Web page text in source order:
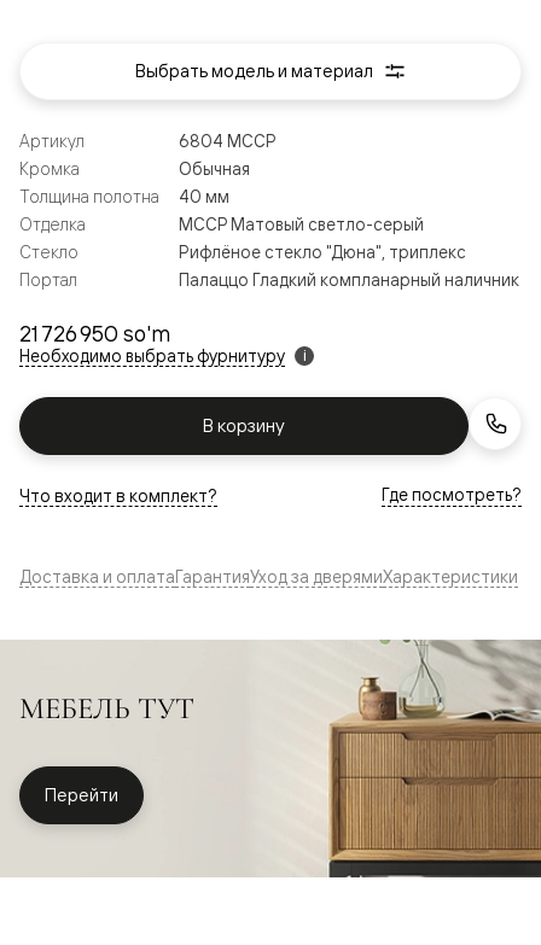
21 726 950 so'm
Необходимо выбрать фурнитуру i
В корзину
Артикул
6804 МССР
Кромка
Обычная
Толщина полотна
40 мм
Отделка
МССР Матовый светло-серый
Стекло
Рифлёное стекло "Дюна", триплекс
Портал
Палаццо Гладкий компланарный наличник
Что входит в комплект? Где посмотреть?
Выбрать модель и материал
Доставка и оплатаГарантияУход за дверямиХарактеристики
МЕБЕЛЬ ТУТ
Перейти